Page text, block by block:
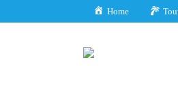
Home